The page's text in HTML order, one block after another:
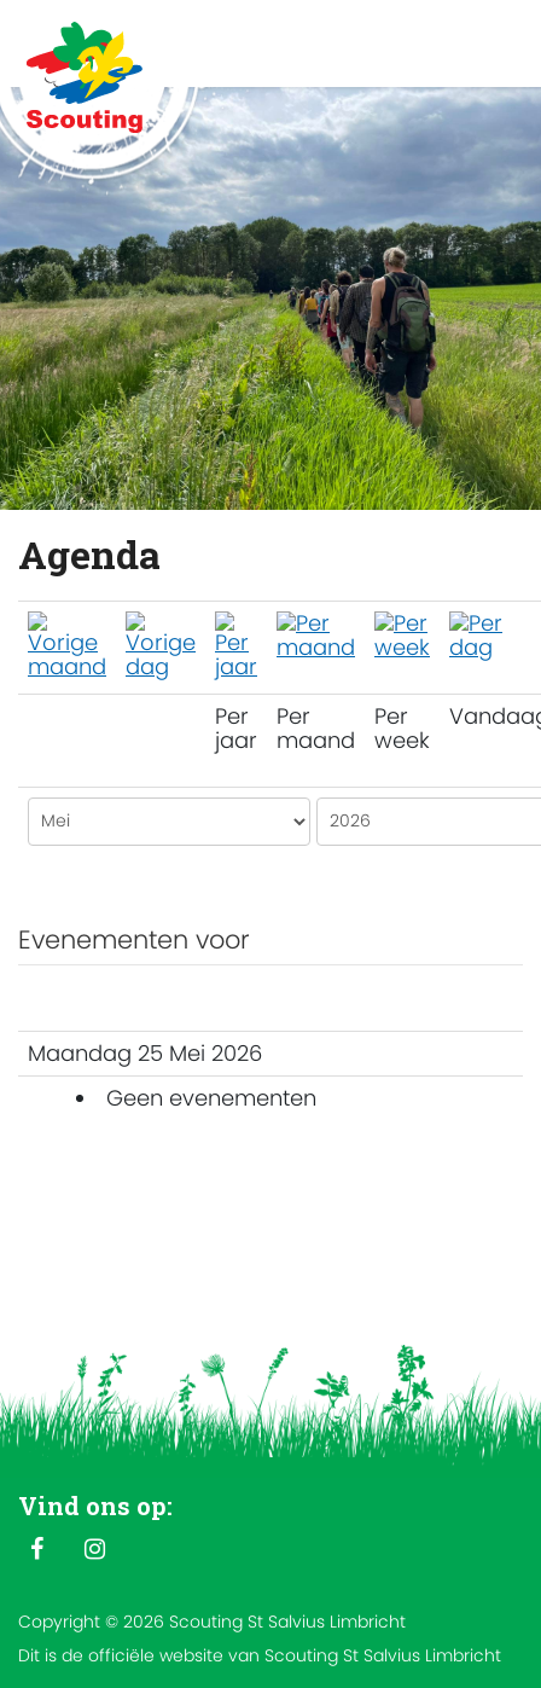
Agenda
Per
jaar
Per
maand
Per
week
Evenementen voor
Maandag 25 Mei 2026
Geen evenementen
Vind ons op:
Copyright © 2026 Scouting St Salvius Limbricht
Dit is de officiële website van Scouting St Salvius Limbricht